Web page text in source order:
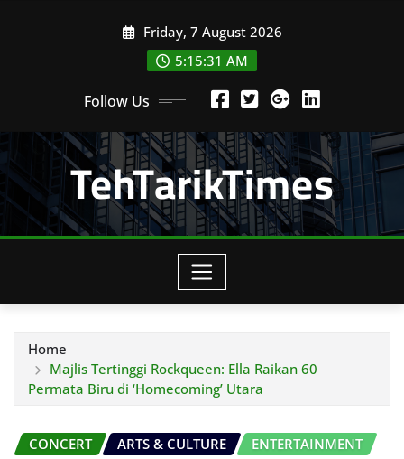
Friday, 7 August 2026
5:15:33 AM
Follow Us
TehTarikTimes
Home
Majlis Tertinggi Rockqueen: Ella Raikan 60
Permata Biru di ‘Homecoming’ Utara
CONCERT ARTS & CULTURE
ENTERTAINMENT